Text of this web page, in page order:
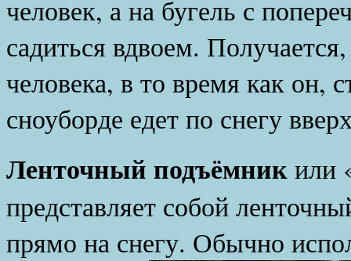
человек, а на бугель с
садиться вдвоем.
человека, в то время как он,
сноуборде едет по снегу
Ленточный подъёмникили
представляет собой
прямо на снегу. Обычно